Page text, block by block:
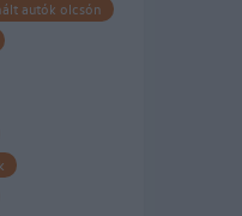
autók olcsón